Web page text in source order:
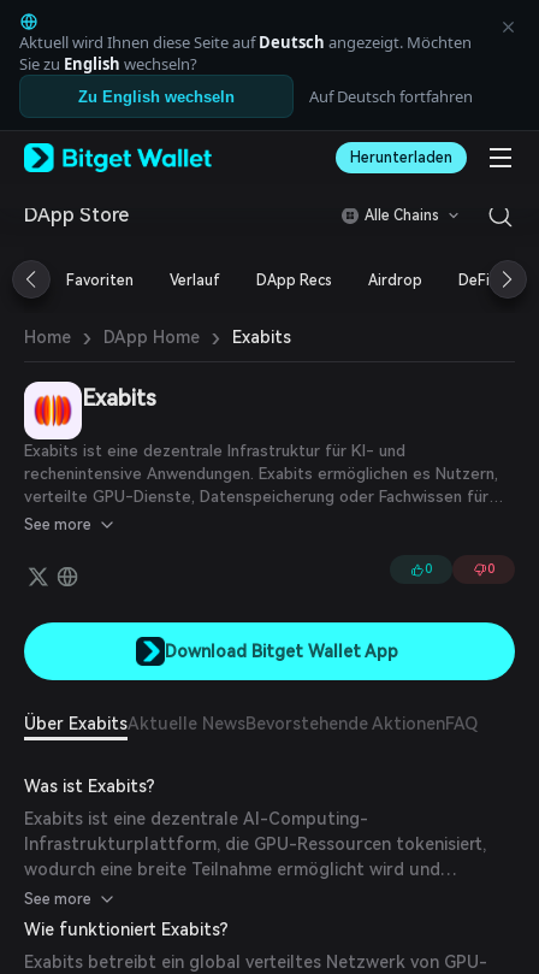
English
日本語
Tiếng Việt
Русский
Español (Latinoamérica)
Italiano
Deutsch
繁體中文
Português (Portugal)
ภาษาไทย
العربية
हिन्दी
Español
Português (Brasil)
Español (Argentina)
Aktuell wird Ihnen diese Seite aufDeutsch angezeigt. Möchten
Sie zu English wechseln?
Zu English wechseln Auf Deutsch fortfahren
Herunterladen
DApp Store Alle Chains
Favoriten Verlauf DApp Recs Airdrop DeFi
Home › DApp Home › Exabits
Exabits
Exabits ist eine dezentrale Infrastruktur für KI- und
rechenintensive Anwendungen. Exabits ermöglichen es Nutzern,
verteilte GPU-Dienste, Datenspeicherung oder Fachwissen für
die KI-Community anzubieten, ohne dass eine zentrale Instanz
Web3-Identitäten, wie beispielsweise eine Blockchain-Wallet-
Adresse oder eine Dezentrale Identität (DID), nutzen, um auf dem
Ökosystem bereitzustellen.
See more
0 0
Download Bitget Wallet App
Über ExabitsAktuelle NewsBevorstehende AktionenFAQ
Was ist Exabits?
Exabits ist eine dezentrale AI-Computing-
Infrastrukturplattform, die GPU-Ressourcen tokenisiert,
wodurch eine breite Teilnahme ermöglicht wird und
Rechenanbieter ungenutzte oder unterausgelastete
Hardware monetarisieren können. Die Plattform
See more
Wie funktioniert Exabits?
Exabits betreibt ein global verteiltes Netzwerk von GPU-